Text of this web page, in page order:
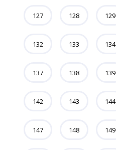
127 128 129
132 133 134
137 138 139
142 143 144
147 148 149